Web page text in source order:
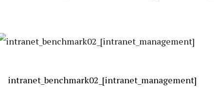
intranet_benchmark02_[intranet_management]